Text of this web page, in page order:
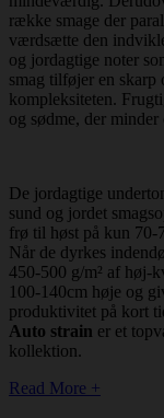
række smage der
værdsætte den
og jordagtige noter
smag tilføjer en skarp
kompleksiteten.
og sødme, der
De jordagtige
sund og jordet
frø til høst på kun 70-
Når de dyrkes
450-500 g/m² af høj-
100-140cm høje og
produktivitet på kort
Auto strain er et
kollektion.
Read More +